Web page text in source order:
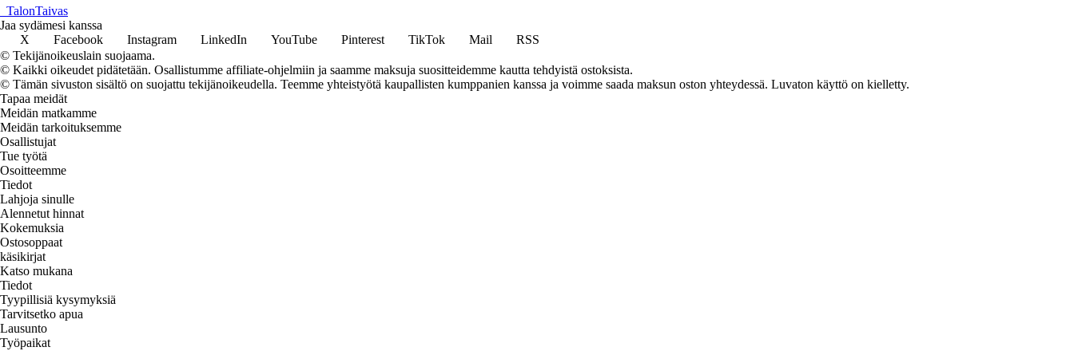
TalonTaivas
Jaa sydämesi kanssa
X
Facebook Instagram LinkedIn YouTube Pinterest TikTok Mail
RSS
© Tekijänoikeuslain suojaama.
© Kaikki oikeudet pidätetään. Osallistumme affiliate-ohjelmiin ja saamme maksuja suositteidemme kautta tehdyistä ostoksista.
© Tämän sivuston sisältö on suojattu tekijänoikeudella. Teemme yhteistyötä kaupallisten kumppanien kanssa ja voimme saada maksun oston yhteydessä. Luvaton käyttö on kielletty.
Tapaa meidät
Meidän matkamme
Meidän tarkoituksemme
Osallistujat
Tue työtä
Osoitteemme
Tiedot
Lahjoja sinulle
Alennetut hinnat
Kokemuksia
Ostosoppaat
käsikirjat
Katso mukana
Tiedot
Tyypillisiä kysymyksiä
Tarvitsetko apua
Lausunto
Työpaikat